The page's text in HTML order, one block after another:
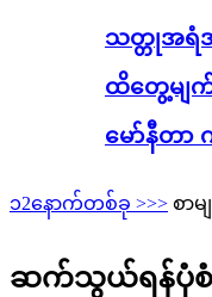
သတ္တုအရံ
ထိတွေ့မျက်
မော်နီတာ
၁2နောက်တစ်ခု >>> စာမ
ဆက်သွယ်ရန်ပုံစံ